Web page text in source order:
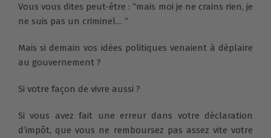
Vous vous dites peut-être : “mais moi je ne crains rien, je
ne suis pas un criminel… “
Mais si demain vos idées politiques venaient à déplaire
au gouvernement ?
Si votre façon de vivre aussi ?
Si vous avez fait une erreur dans votre déclaration
d’impôt, que vous ne remboursez pas assez vite votre